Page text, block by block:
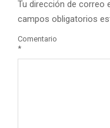
Tu dirección de correo
campos obligatorios
Comentario
*